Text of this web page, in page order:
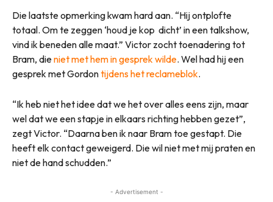
Die laatste opmerking kwam hard aan. “Hij ontplofte
totaal. Om te zeggen ‘houd je kop dicht’ in een talkshow,
vind ik beneden alle maat.” Victor zocht toenadering tot
Bram, dieniet met hem in gesprek wilde. Wel had hij een
gesprek met Gordontijdens het reclameblok.
“Ik heb niet het idee dat we het over alles eens zijn, maar
wel dat we een stapje in elkaars richting hebben gezet”,
zegt Victor. “Daarna ben ik naar Bram toe gestapt. Die
heeft elk contact geweigerd. Die wil niet met mij praten en
niet de hand schudden.”
- Advertisement -